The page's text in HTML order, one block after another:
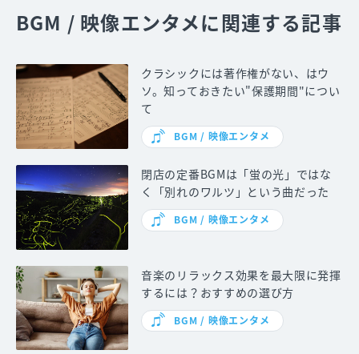
BGM / 映像エンタメに関連する記事
クラシックには著作権がない、はウ
ソ。知っておきたい"保護期間"につい
て
BGM / 映像エンタメ
閉店の定番BGMは「蛍の光」ではな
く「別れのワルツ」という曲だった
BGM / 映像エンタメ
音楽のリラックス効果を最大限に発揮
するには？おすすめの選び方
BGM / 映像エンタメ